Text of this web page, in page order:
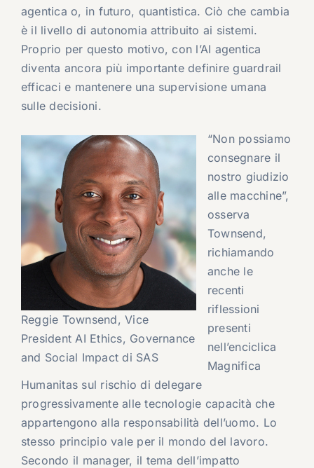
agentica o, in futuro, quantistica. Ciò che cambia
è il livello di autonomia attribuito ai sistemi.
Proprio per questo motivo, con l’AI agentica
diventa ancora più importante definire guardrail
efficaci e mantenere una supervisione umana
sulle decisioni.
Reggie Townsend, Vice
President AI Ethics, Governance
and Social Impact di SAS
“Non possiamo
consegnare il
nostro giudizio
alle macchine”,
osserva
Townsend,
richiamando
anche le
recenti
riflessioni
presenti
nell’enciclica
Magnifica
Humanitas sul rischio di delegare
progressivamente alle tecnologie capacità che
appartengono alla responsabilità dell’uomo. Lo
stesso principio vale per il mondo del lavoro.
Secondo il manager, il tema dell’impatto